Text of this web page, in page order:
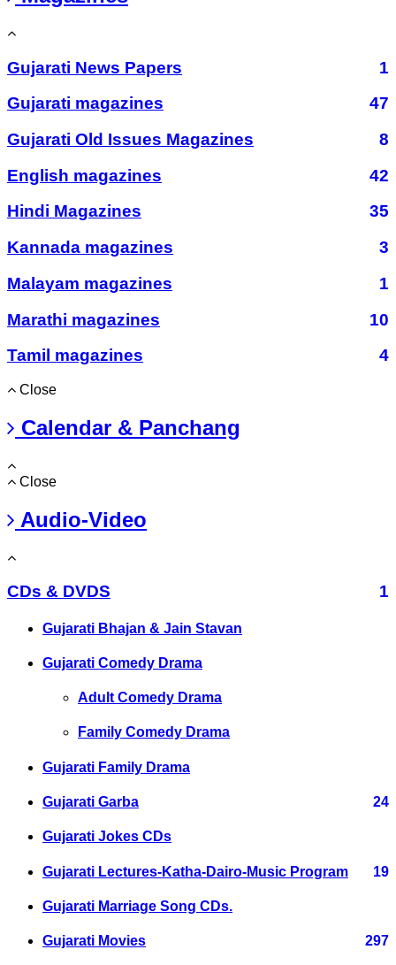
Gujarati News Papers
1
Gujarati magazines
47
Gujarati Old Issues Magazines
8
English magazines
42
Hindi Magazines
35
Kannada magazines
3
Malayam magazines
1
Marathi magazines
10
Tamil magazines
4
Close
Calendar & Panchang
Close
Audio-Video
CDs & DVDS 1
Gujarati Bhajan & Jain Stavan
Gujarati Comedy Drama
Adult Comedy Drama
Family Comedy Drama
Gujarati Family Drama
Gujarati Garba 24
Gujarati Jokes CDs
Gujarati Lectures-Katha-Dairo-Music Program 19
Gujarati Marriage Song CDs.
Gujarati Movies 297